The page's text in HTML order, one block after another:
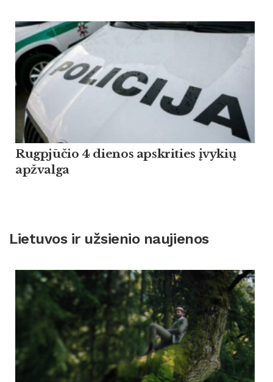
Rugpjūčio 4 dienos apskrities įvykių
apžvalga
Lietuvos ir užsienio naujienos